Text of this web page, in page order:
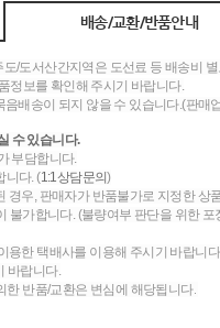
배송/교환/반품안내
/도서산간지역은 도선료 등 배송비
정보를 확인해 주시기 바랍니다.
음배송이 되지 않을 수 있습니다.(판
수 있습니다.
부담합니다.
니다. (1:1상담문의)
경우, 판매자가 반품불가로 지정한 상
가합니다. (불량여부 판단을 위한
용한 택배사를 이용해 주시기 바랍니
바랍니다.
반품/교환은 변심에 해당됩니다.